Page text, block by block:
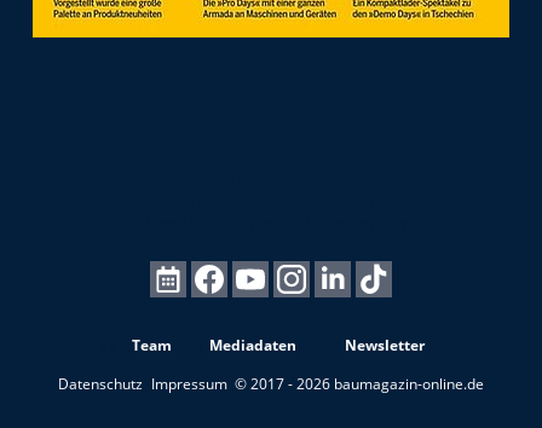
Team Mediadaten
Newsletter
Datenschutz Impressum © 2017 - 2026 baumagazin-online.de